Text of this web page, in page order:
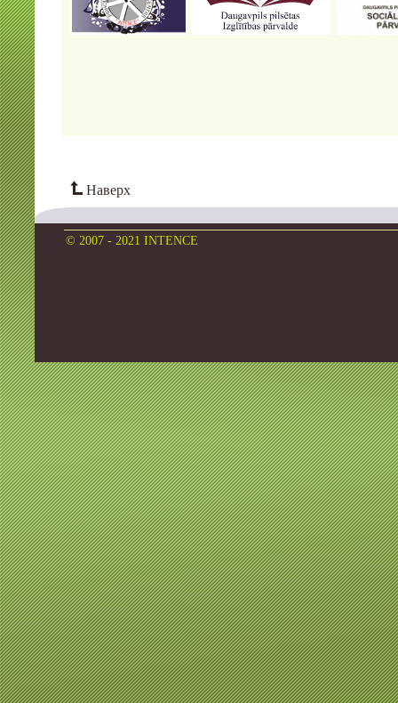
Наверх
© 2007 - 2021 INTENCE